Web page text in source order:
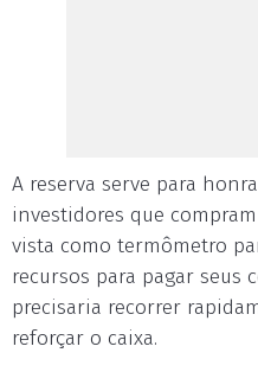
A reserva serve para
investidores que
vista como termômetro
recursos para pagar seus
precisaria recorrer
reforçar o caixa.